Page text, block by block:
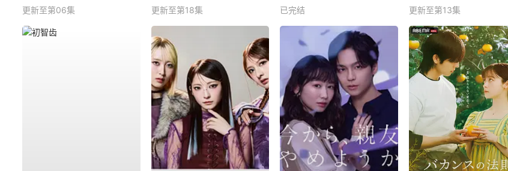
更新至第06集
更新至第18集
已完结
更新至第13集